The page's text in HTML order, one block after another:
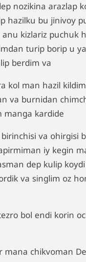
nozikina arazlap
hazilku bu jinivoy
kizlariz puchuk
turip borip u
berdim va
kol man hazil
va burnidan
manga kardide
va ohirgisi
iy kegin
dep kulip
va singlim oz
bol endi korin
mana chikvoman